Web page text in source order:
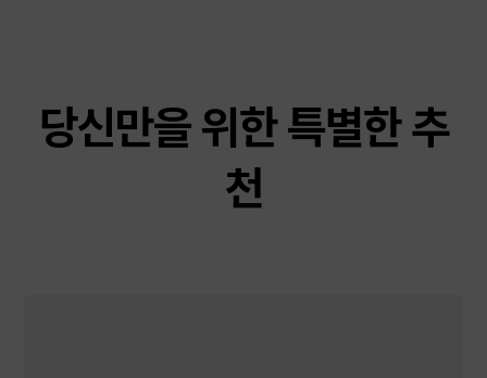
당신만을 위한 특별한 추
천